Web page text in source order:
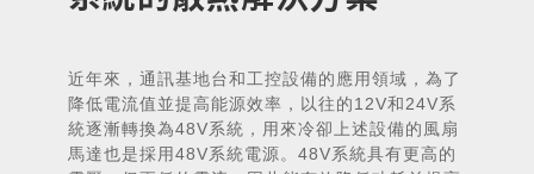
近年來，通訊基地台和工控設備的應用領域，為了
降低電流值並提高能源效率，以往的12V和24V系
統逐漸轉換為48V系統，用來冷卻上述設備的風扇
馬達也是採用48V系統電源。 48V系統具有更高的